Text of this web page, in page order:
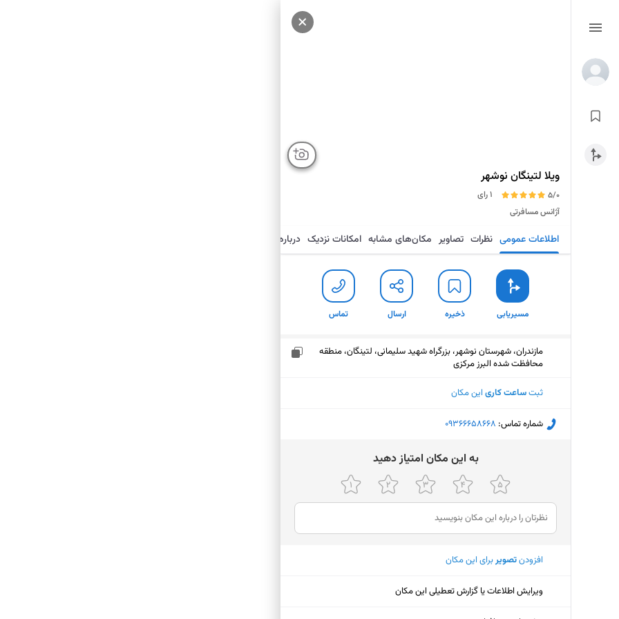
ویلا لتینگان نوشهر
5/0
1 رای
آژانس مسافرتی
اطلاعات عمومی نظرات تصاویر مکان‌های مشابه امکانات نزدیک درباره
مسیریابی ذخیره ارسال تماس
مازندران، شهرستان نوشهر، بزرگراه شهید سلیمانی، لتینگان، منطقه
محافظت شده البرز مرکزی
ثبتساعت کاری این مکان
شماره تماس: ‎09366658668
ﺑﻪ اﯾﻦ ﻣﮑﺎن اﻣﺘﯿﺎز دﻫﯿﺪ
افزودنتصویربرای این مکان
ویرایش اطلاعات یا گزارش تعطیلی این مکان